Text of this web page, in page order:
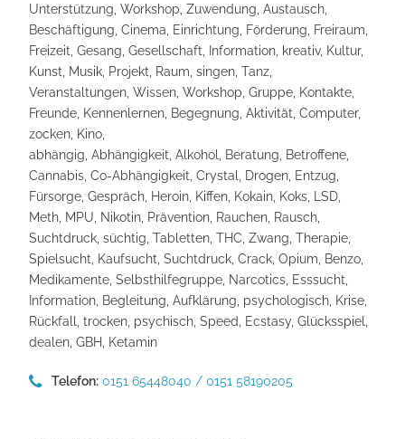
Unterstützung, Workshop, Zuwendung, Austausch,
Beschäftigung, Cinema, Einrichtung, Förderung, Freiraum,
Freizeit, Gesang, Gesellschaft, Information, kreativ, Kultur,
Kunst, Musik, Projekt, Raum, singen, Tanz,
Veranstaltungen, Wissen, Workshop, Gruppe, Kontakte,
Freunde, Kennenlernen, Begegnung, Aktivität, Computer,
zocken, Kino,
abhängig, Abhängigkeit, Alkohol, Beratung, Betroffene,
Cannabis, Co-Abhängigkeit, Crystal, Drogen, Entzug,
Fürsorge, Gespräch, Heroin, Kiffen, Kokain, Koks, LSD,
Meth, MPU, Nikotin, Prävention, Rauchen, Rausch,
Suchtdruck, süchtig, Tabletten, THC, Zwang, Therapie,
Spielsucht, Kaufsucht, Suchtdruck, Crack, Opium, Benzo,
Medikamente, Selbsthilfegruppe, Narcotics, Esssucht,
Information, Begleitung, Aufklärung, psychologisch, Krise,
Rückfall, trocken, psychisch, Speed, Ecstasy, Glücksspiel,
dealen, GBH, Ketamin
Telefon: 0151 65448040 / 0151 58190205